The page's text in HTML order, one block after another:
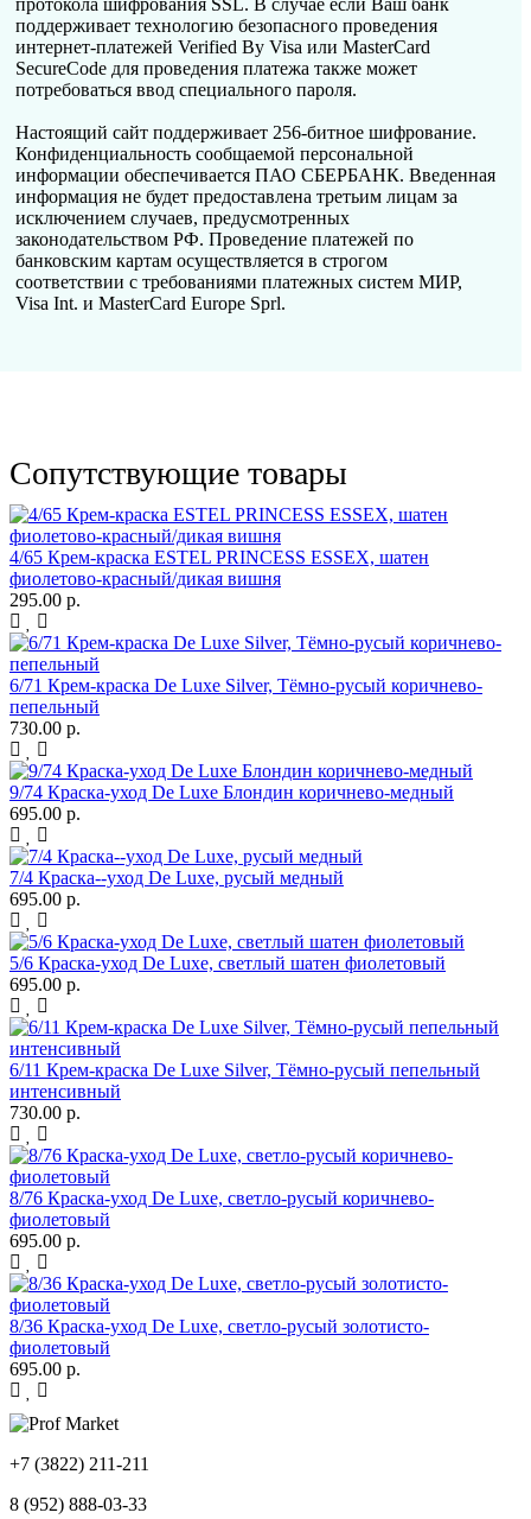
поддерживает технологию безопасного проведения
интернет-платежей Verified By Visa или MasterCard
SecureCode для проведения платежа также может
потребоваться ввод специального пароля.
Настоящий сайт поддерживает 256-битное шифрование.
Конфиденциальность сообщаемой персональной
информации обеспечивается ПАО СБЕРБАНК. Введенная
информация не будет предоставлена третьим лицам за
исключением случаев, предусмотренных
законодательством РФ. Проведение платежей по
банковским картам осуществляется в строгом
соответствии с требованиями платежных систем МИР,
Visa Int. и MasterCard Europe Sprl.
Сопутствующие товары
4/65 Крем-краска ESTEL PRINCESS ESSEX, шатен
фиолетово-красный/дикая вишня
295.00 р.
6/71 Крем-краска De Luxe Silver, Тёмно-русый коричнево-
пепельный
730.00 р.
9/74 Краска-уход De Luxe Блондин коричнево-медный
695.00 р.
7/4 Краска--уход De Luxe, русый медный
695.00 р.
5/6 Краска-уход De Luxe, светлый шатен фиолетовый
695.00 р.
6/11 Крем-краска De Luxe Silver, Тёмно-русый пепельный
интенсивный
730.00 р.
8/76 Краска-уход De Luxe, светло-русый коричнево-
фиолетовый
695.00 р.
8/36 Краска-уход De Luxe, светло-русый золотисто-
фиолетовый
695.00 р.
+7 (3822) 211-211
8 (952) 888-03-33